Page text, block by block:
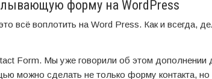
форму на WordPress
всё воплотить на Word Press. Как и всегда,
Form. Мы уже говорили об этом дополнении
можно сделать не только форму контакта,